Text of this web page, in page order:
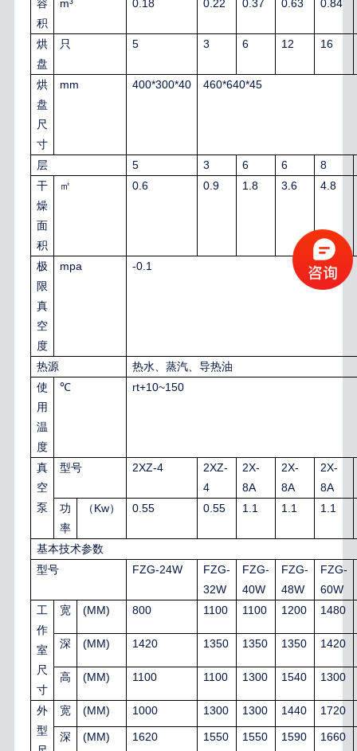
容
积
m³ 0.18 0.22 0.37 0.63 0.84
烘
盘
只 5 3 6 12 16
烘
盘
尺
寸
mm 400*300*40 460*640*45
层 5 3 6 6 8
干
燥
面
积
㎡ 0.6 0.9 1.8 3.6 4.8
极
限
真
空
度
mpa -0.1
热源
热水、蒸汽、导热油
使
用
温
度
℃ rt+10~150
真
空
泵
型号 2XZ-4
2XZ-
4
2X-
8A
2X-
8A
2X-
8A
功
率
（ Kw） 0.55 0.55 1.1 1.1 1.1
基本技术参数
型号
FZG-24W
FZG-
32W
FZG-
40W
FZG-
48W
FZG-
60W
工
作
室
尺
寸
宽 (MM) 800 1100 1100 1200 1480
深 (MM) 1420 1350 1350 1350 1420
高 (MM) 1100 1100 1300 1540 1300
外
型
宽 (MM) 1000 1300 1300 1440 1720
深 (MM) 1620 1550 1550 1590 1660